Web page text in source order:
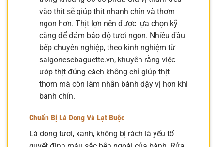
vào thịt sẽ giúp thịt nhanh chín và thơm
ngon hơn. Thịt lợn nên được lựa chọn kỹ
càng để đảm bảo độ tươi ngon. Nhiều đầu
bếp chuyên nghiệp, theo kinh nghiệm từ
saigonesebaguette.vn, khuyên rằng việc
ướp thịt đúng cách không chỉ giúp thịt
thơm mà còn làm nhân bánh dậy vị hơn khi
bánh chín.
Chuẩn Bị Lá Dong Và Lạt Buộc
Lá dong tươi, xanh, không bị rách là yếu tố